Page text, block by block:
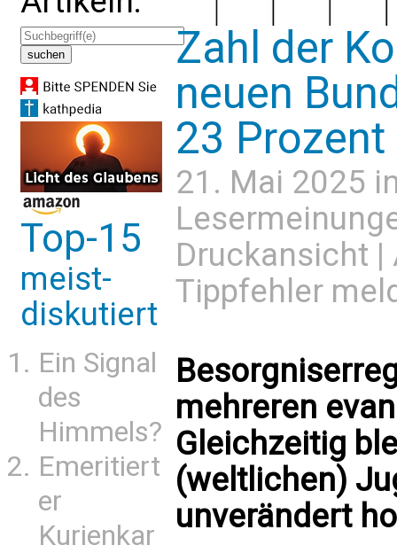
Top-15
meist-
diskutiert
Ein Signal
des
Himmels?
Emeritiert
er
Kurienkar
Zahl der
neuen
23 Prozent
21. Mai 2025
Druckansicht |
Tippfehler
mehreren
Gleichzeitig
(weltlichen)
unverändert